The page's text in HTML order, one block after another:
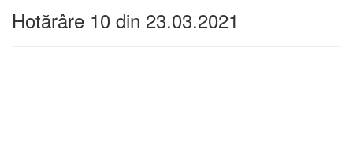
Hotărâre 10 din 23.03.2021